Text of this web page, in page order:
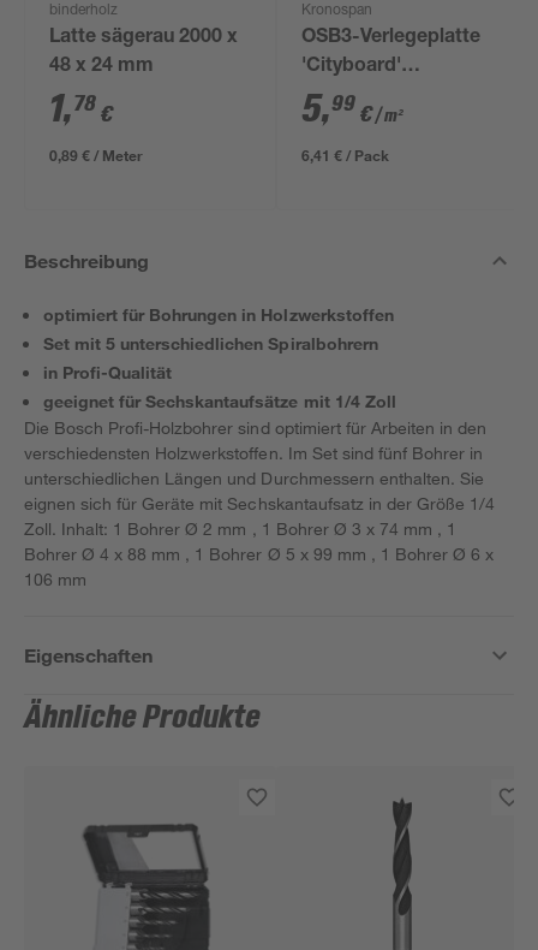
binderholz
Latte sägerau 2000 x
48 x 24 mm
1,78 €
0,89 € / Meter
Kronospan
OSB3-Verlegeplatte
'Cityboard'
ungeschliffen 1690 x
634 x 12 mm
5,99 €/ m²
6,41 € / Pack
Beschreibung
optimiert für Bohrungen in Holzwerkstoffen
Set mit 5 unterschiedlichen Spiralbohrern
in Profi-Qualität
geeignet für Sechskantaufsätze mit 1/4 Zoll
Die Bosch Profi-Holzbohrer sind optimiert für Arbeiten in den
verschiedensten Holzwerkstoffen. Im Set sind fünf Bohrer in
unterschiedlichen Längen und Durchmessern enthalten. Sie
eignen sich für Geräte mit Sechskantaufsatz in der Größe 1/4
Zoll. Inhalt: 1 Bohrer Ø 2 mm , 1 Bohrer Ø 3 x 74 mm , 1
Bohrer Ø 4 x 88 mm , 1 Bohrer Ø 5 x 99 mm , 1 Bohrer Ø 6 x
106 mm
Eigenschaften
Ähnliche Produkte